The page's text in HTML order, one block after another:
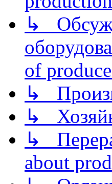
↳
of
↳
↳
↳
about